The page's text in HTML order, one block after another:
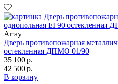
Array
Дверь противопожарная
остекленная ДПМО 01/90
35 100 р.
42 500 р.
В корзину